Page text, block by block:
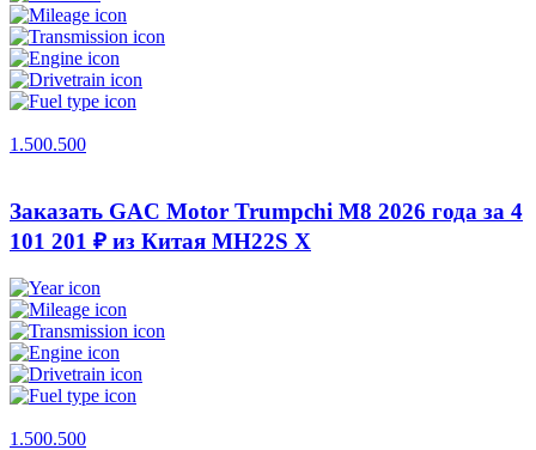
1.500.500
Заказать GAC Motor Trumpchi M8 2026 года за 4
101 201 ₽ из Китая MH22S X
1.500.500